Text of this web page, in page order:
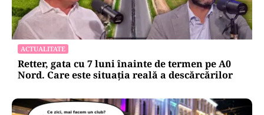
ACTUALITATE
Retter, gata cu 7 luni înainte de termen pe A0
Nord. Care este situația reală a descărcărilor